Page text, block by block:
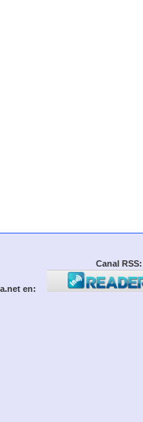
Canal RSS:
en: